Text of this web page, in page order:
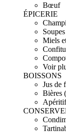
Bœuf
ÉPICERIE
Soupes
Miels
Voir
BOISSONS
Jus de
Bières